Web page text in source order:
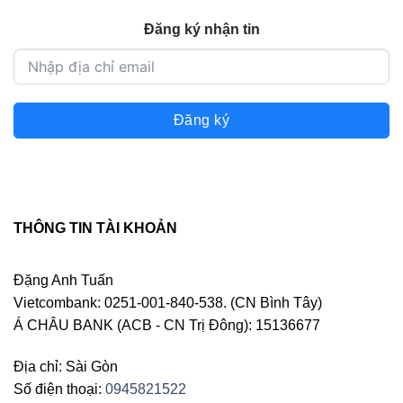
Đăng ký nhận tin
Đăng ký
THÔNG TIN TÀI KHOẢN
Đặng Anh Tuấn
Vietcombank: 0251-001-840-538. (CN Bình Tây)
Á CHÂU BANK (ACB - CN Trị Đông): 15136677
Địa chỉ: Sài Gòn
Số điện thoại: 0945821522